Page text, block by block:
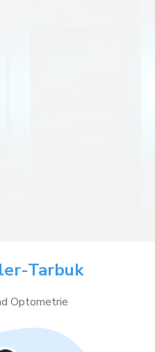
Tarbuk
Optometrie